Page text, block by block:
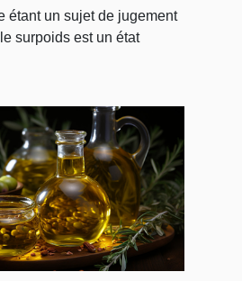
étant un sujet de jugement
surpoids est un état